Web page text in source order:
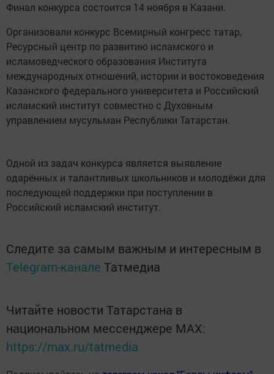
Финал конкурса состоится 14 ноября в Казани.
Организовали конкурс Всемирный конгресс татар,
Ресурсный центр по развитию исламского и
исламоведческого образования Института
международных отношений, истории и востоковедения
Казанского федерального университета и Российский
исламский институт совместно с Духовным
управлением мусульман Республики Татарстан.
Одной из задач конкурса является выявление
одарённых и талантливых школьников и молодёжи для
последующей поддержки при поступлении в
Российский исламский институт.
Следите за самым важным и интересным в
Telegram-канале Татмедиа
Читайте новости Татарстана в
национальном мессенджере MАХ:
https://max.ru/tatmedia